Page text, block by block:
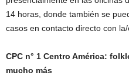
14 horas, donde también se
casos en contacto directo con
CPC n° 1 Centro América:
mucho más